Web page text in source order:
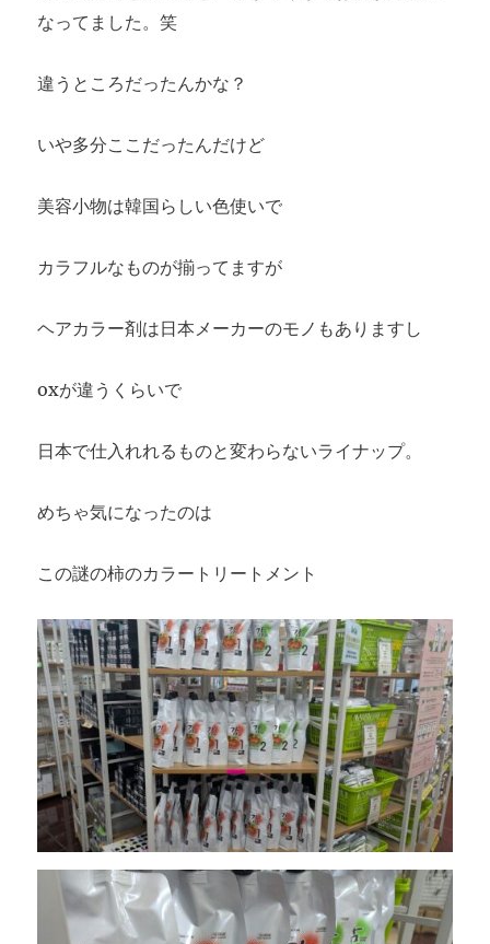
なってました。笑
違うところだったんかな？
いや多分ここだったんだけど
美容小物は韓国らしい色使いで
カラフルなものが揃ってますが
ヘアカラー剤は日本メーカーのモノもありますし
oxが違うくらいで
日本で仕入れれるものと変わらないライナップ。
めちゃ気になったのは
この謎の柿のカラートリートメント